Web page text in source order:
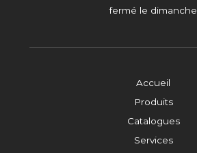
Accueil
Produits
Catalogues
Services
fermé le dimanche